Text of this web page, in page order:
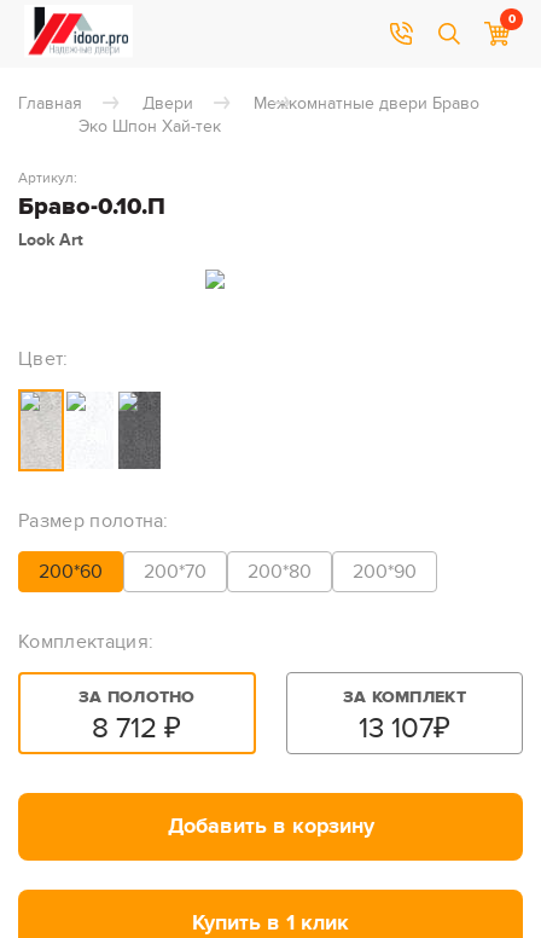
0
Главная Двери
Межкомнатные двери Браво
Эко Шпон Хай-тек
Браво-0.10.П
Артикул:
Look Art
Цвет:
Размер полотна:
200*60 200*70 200*80 200*90
Комплектация:
ЗА ПОЛОТНО
8 712 ₽
ЗА КОМПЛЕКТ
13 107₽
Добавить в корзину
Купить в 1 клик